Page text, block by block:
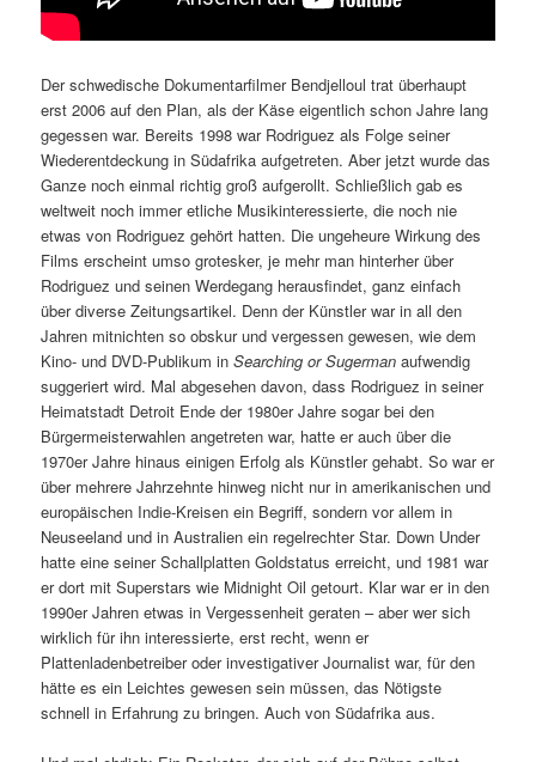
Der schwedische Dokumentarfilmer Bendjelloul trat überhaupt
erst 2006 auf den Plan, als der Käse eigentlich schon Jahre lang
gegessen war. Bereits 1998 war Rodriguez als Folge seiner
Wiederentdeckung in Südafrika aufgetreten. Aber jetzt wurde das
Ganze noch einmal richtig groß aufgerollt. Schließlich gab es
weltweit noch immer etliche Musikinteressierte, die noch nie
etwas von Rodriguez gehört hatten. Die ungeheure Wirkung des
Films erscheint umso grotesker, je mehr man hinterher über
Rodriguez und seinen Werdegang herausfindet, ganz einfach
über diverse Zeitungsartikel. Denn der Künstler war in all den
Jahren mitnichten so obskur und vergessen gewesen, wie dem
Kino- und DVD-Publikum inSearching or Sugerman aufwendig
suggeriert wird. Mal abgesehen davon, dass Rodriguez in seiner
Heimatstadt Detroit Ende der 1980er Jahre sogar bei den
Bürgermeisterwahlen angetreten war, hatte er auch über die
1970er Jahre hinaus einigen Erfolg als Künstler gehabt. So war er
über mehrere Jahrzehnte hinweg nicht nur in amerikanischen und
europäischen Indie-Kreisen ein Begriff, sondern vor allem in
Neuseeland und in Australien ein regelrechter Star. Down Under
hatte eine seiner Schallplatten Goldstatus erreicht, und 1981 war
er dort mit Superstars wie Midnight Oil getourt. Klar war er in den
1990er Jahren etwas in Vergessenheit geraten – aber wer sich
wirklich für ihn interessierte, erst recht, wenn er
Plattenladenbetreiber oder investigativer Journalist war, für den
hätte es ein Leichtes gewesen sein müssen, das Nötigste
schnell in Erfahrung zu bringen. Auch von Südafrika aus.